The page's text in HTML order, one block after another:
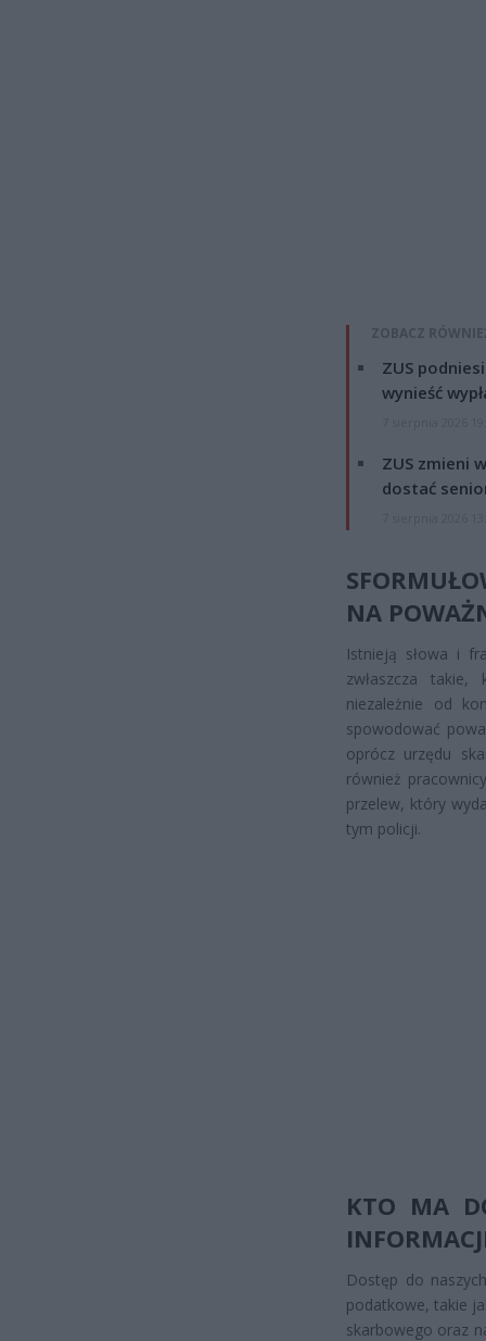
ZOBACZ
ZUS
wynieść
ZUS zmieni
dostać
NA
Istnieją słowa i
zwłaszcza
niezależnie od
spowodować
oprócz urzędu
również
przelew, który
tym policji.
KTO MA
Dostęp do
podatkowe, takie
skarbowego oraz